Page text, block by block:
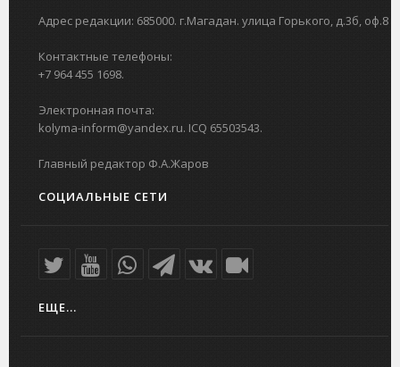
Адрес редакции: 685000. г.Магадан. улица Горького, д.3б, оф.8
Контактные телефоны:
+7 964 455 1698.
Электронная почта:
kolyma-inform@yandex.ru. ICQ 65503543.
Главный редактор Ф.А.Жаров
СОЦИАЛЬНЫЕ СЕТИ
ЕЩЕ...